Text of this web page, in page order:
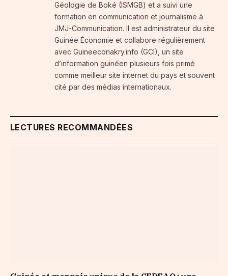
Géologie de Boké (ISMGB) et a suivi une
formation en communication et journalisme à
JMJ-Communication. Il est administrateur du site
Guinée Économie et collabore régulièrement
avec Guineeconakry.info (GCI), un site
d’information guinéen plusieurs fois primé
comme meilleur site internet du pays et souvent
cité par des médias internationaux.
LECTURES RECOMMANDÉES